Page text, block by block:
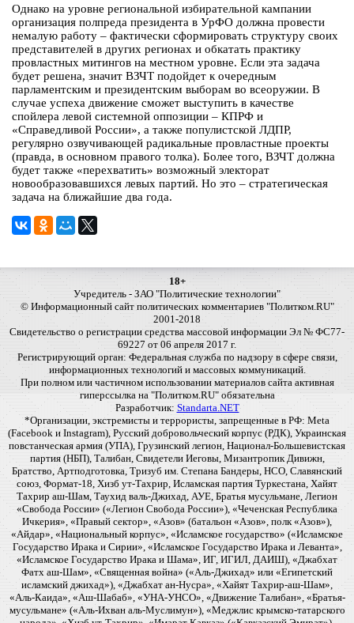
Однако на уровне региональной избирательной кампании
организация полпреда президента в УрФО должна провести
немалую работу – фактически сформировать структуру своих
представителей в других регионах и обкатать практику
провластных митингов на местном уровне. Если эта задача
будет решена, значит ВЗЧТ подойдет к очередным
парламентским и президентским выборам во всеоружии. В
случае успеха движение сможет выступить в качестве
спойлера левой системной оппозиции – КПРФ и
«Справедливой России», а также популистской ЛДПР,
регулярно озвучивающей радикальные провластные проекты
(правда, в основном правого толка). Более того, ВЗЧТ должна
будет также «перехватить» возможный электорат
новообразовавшихся левых партий. Но это – стратегическая
задача на ближайшие два года.
18+
Учредитель - ЗАО "Политические технологии"
© Информационный сайт политических комментариев "Политком.RU"
2001-2018
Свидетельство о регистрации средства массовой информации Эл № ФС77-
69227 от 06 апреля 2017 г.
Регистрирующий орган: Федеральная служба по надзору в сфере связи,
информационных технологий и массовых коммуникаций.
При полном или частичном использовании материалов сайта активная
гиперссылка на "Политком.RU" обязательна
Разработчик: Standarta.NET
*Организации, экстремисты и террористы, запрещенные в РФ: Meta
(Facebook и Instagram), Русский добровольческий корпус (РДК), Украинская
повстанческая армия (УПА), Грузинский легион, Национал-Большевистская
партия (НБП), Талибан, Свидетели Иеговы, Мизантропик Дивижн,
Братство, Артподготовка, Тризуб им. Степана Бандеры, НСО, Славянский
союз, Формат-18, Хизб ут-Тахрир, Исламская партия Туркестана, Хайят
Тахрир аш-Шам, Таухид валь-Джихад, АУЕ, Братья мусульмане, Легион
«Свобода России» («Легион Свобода России»), «Чеченская Республика
Ичкерия», «Правый сектор», «Азов» (батальон «Азов», полк «Азов»),
«Айдар», «Национальный корпус», «Исламское государство» («Исламское
Государство Ирака и Сирии», «Исламское Государство Ирака и Леванта»,
«Исламское Государство Ирака и Шама», ИГ, ИГИЛ, ДАИШ), «Джабхат
Фатх аш-Шам», «Священная война» («Аль-Джихад» или «Египетский
исламский джихад»), «Джабхат ан-Нусра», «Хайят Тахрир-аш-Шам»,
«Аль-Каида», «Аш-Шабаб», «УНА-УНСО», «Движение Талибан», «Братья-
мусульмане» («Аль-Ихван аль-Муслимун»), «Меджлис крымско-татарского